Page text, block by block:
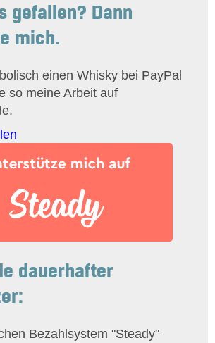
gefallen? Dann
mich.
einen Whisky bei PayPal
so meine Arbeit auf
dauerhafter
Bezahlsystem "Steady"